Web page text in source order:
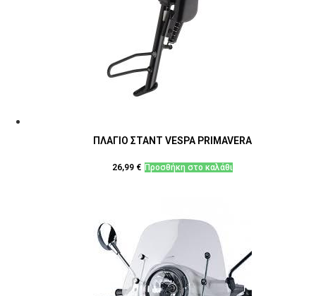
ΠΛΑΓΙΟ ΣΤΑΝΤ VESPA PRIMAVERA
26,99 € Προσθήκη στο καλάθι